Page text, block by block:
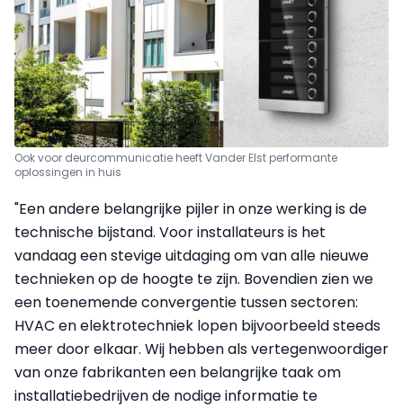
Ook voor deurcommunicatie heeft Vander Elst performante
oplossingen in huis
"Een andere belangrijke pijler in onze werking is de
technische bijstand. Voor installateurs is het
vandaag een stevige uitdaging om van alle nieuwe
technieken op de hoogte te zijn. Bovendien zien we
een toenemende convergentie tussen sectoren:
HVAC en elektrotechniek lopen bijvoorbeeld steeds
meer door elkaar. Wij hebben als vertegenwoordiger
van onze fabrikanten een belangrijke taak om
installatiebedrijven de nodige informatie te